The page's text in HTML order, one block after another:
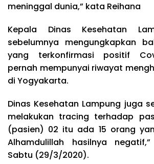
meninggal dunia,” kata Reihana
Kepala Dinas Kesehatan
sebelumnya mengungkapkan
yang terkonfirmasi positif
pernah mempunyai riwayat
di Yogyakarta.
Dinas Kesehatan Lampung juga
melakukan tracing terhadap
(pasien) 02 itu ada 15 orang
Alhamdulillah hasilnya
Sabtu (29/3/2020).